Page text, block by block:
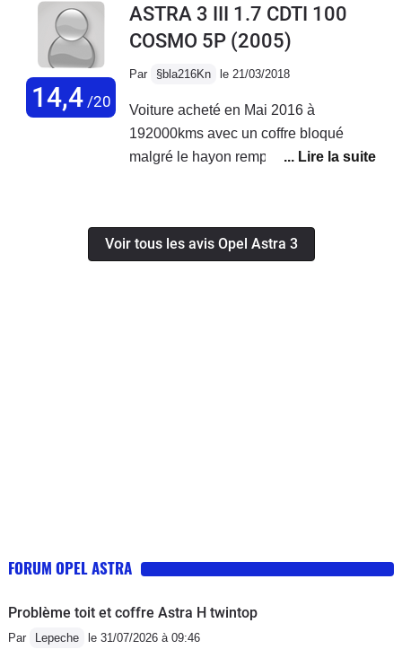
900km avec 50l, 90% autoroute et
10% ville.Entretient Opel, mais qui a
14,4/20
ASTRA 3 III 1.7 CDTI 100
COSMO 5P (2005)
Par §bla216Kn le 21/03/2018
Voiture acheté en Mai 2016 à
192000kms avec un coffre bloqué
malgré le hayon remplacé. Aujourd'hui
Embrayage et volant en aout 2017-
Alternateur et batterie en janvier
Voir tous les avis Opel Astra 3
FORUM OPEL ASTRA
Problème toit et coffre Astra H twintop
Par Lepeche le 31/07/2026 à 09:46